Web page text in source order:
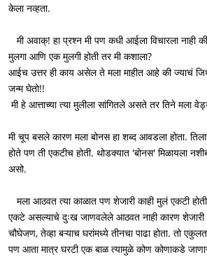
केला नव्हता.
मुलगा आणि एक मुलगी होती तर मी कशाला?
आईच उत्तर ही काय असेल ते मला माहीत आहे की ज्याचं
जन्म घेतो!!
मी चूप बसले कारण मला बोनस हा शब्द आवडला होता.
होते पण ती एकटीच होती. थोडक्यात 'बोनस' मिळायला
असो.
एकटे असल्याचे दुःख जाणवलेले आठवत नाही कारण शेजारी
चौघेजण, तेव्हा बऱ्याच घरांमध्ये तीनचा पाढा होता. तो
पण आता मात्र घरटी एक बाळ त्यामुळे कोण कोणाकडे